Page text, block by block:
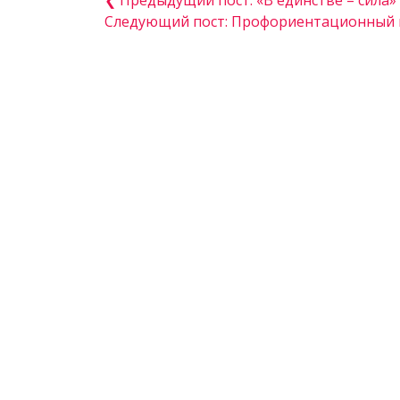
Следующий пост: Профориентационный